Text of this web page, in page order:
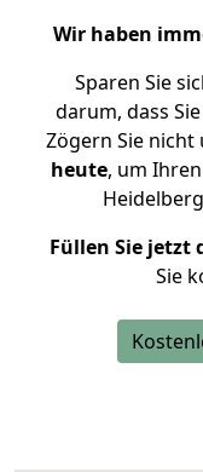
Wir haben
Sparen Sie
darum, dass
Zögern Sie nicht
heute, um
Füllen Sie jetzt
Sie